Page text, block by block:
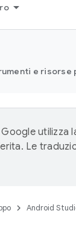
e risorse
Google utilizza
Le
Android